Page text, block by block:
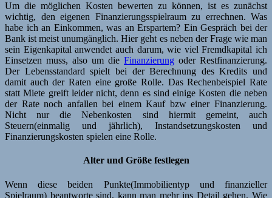
Um die möglichen Kosten bewerten zu können, ist es zunächst
wichtig, den eigenen Finanzierungsspielraum zu errechnen. Was
habe ich an Einkommen, was an Erspartem? Ein Gespräch bei der
Bank ist meist unumgänglich. Hier geht es neben der Frage wie man
sein Eigenkapital anwendet auch darum, wie viel Fremdkapital ich
Einsetzen muss, also um die Finanzierung oder Restfinanzierung.
Der Lebensstandard spielt bei der Berechnung des Kredits und
damit auch der Raten eine große Rolle. Das Rechenbeispiel Rate
statt Miete greift leider nicht, denn es sind einige Kosten die neben
der Rate noch anfallen bei einem Kauf bzw einer Finanzierung.
Nicht nur die Nebenkosten sind hiermit gemeint, auch
Steuern(einmalig und jährlich), Instandsetzungskosten und
Finanzierungskosten spielen eine Rolle.
Alter und Größe festlegen
Wenn diese beiden Punkte(Immobilientyp und finanzieller
Spielraum) beantworte sind, kann man mehr ins Detail gehen. Wie